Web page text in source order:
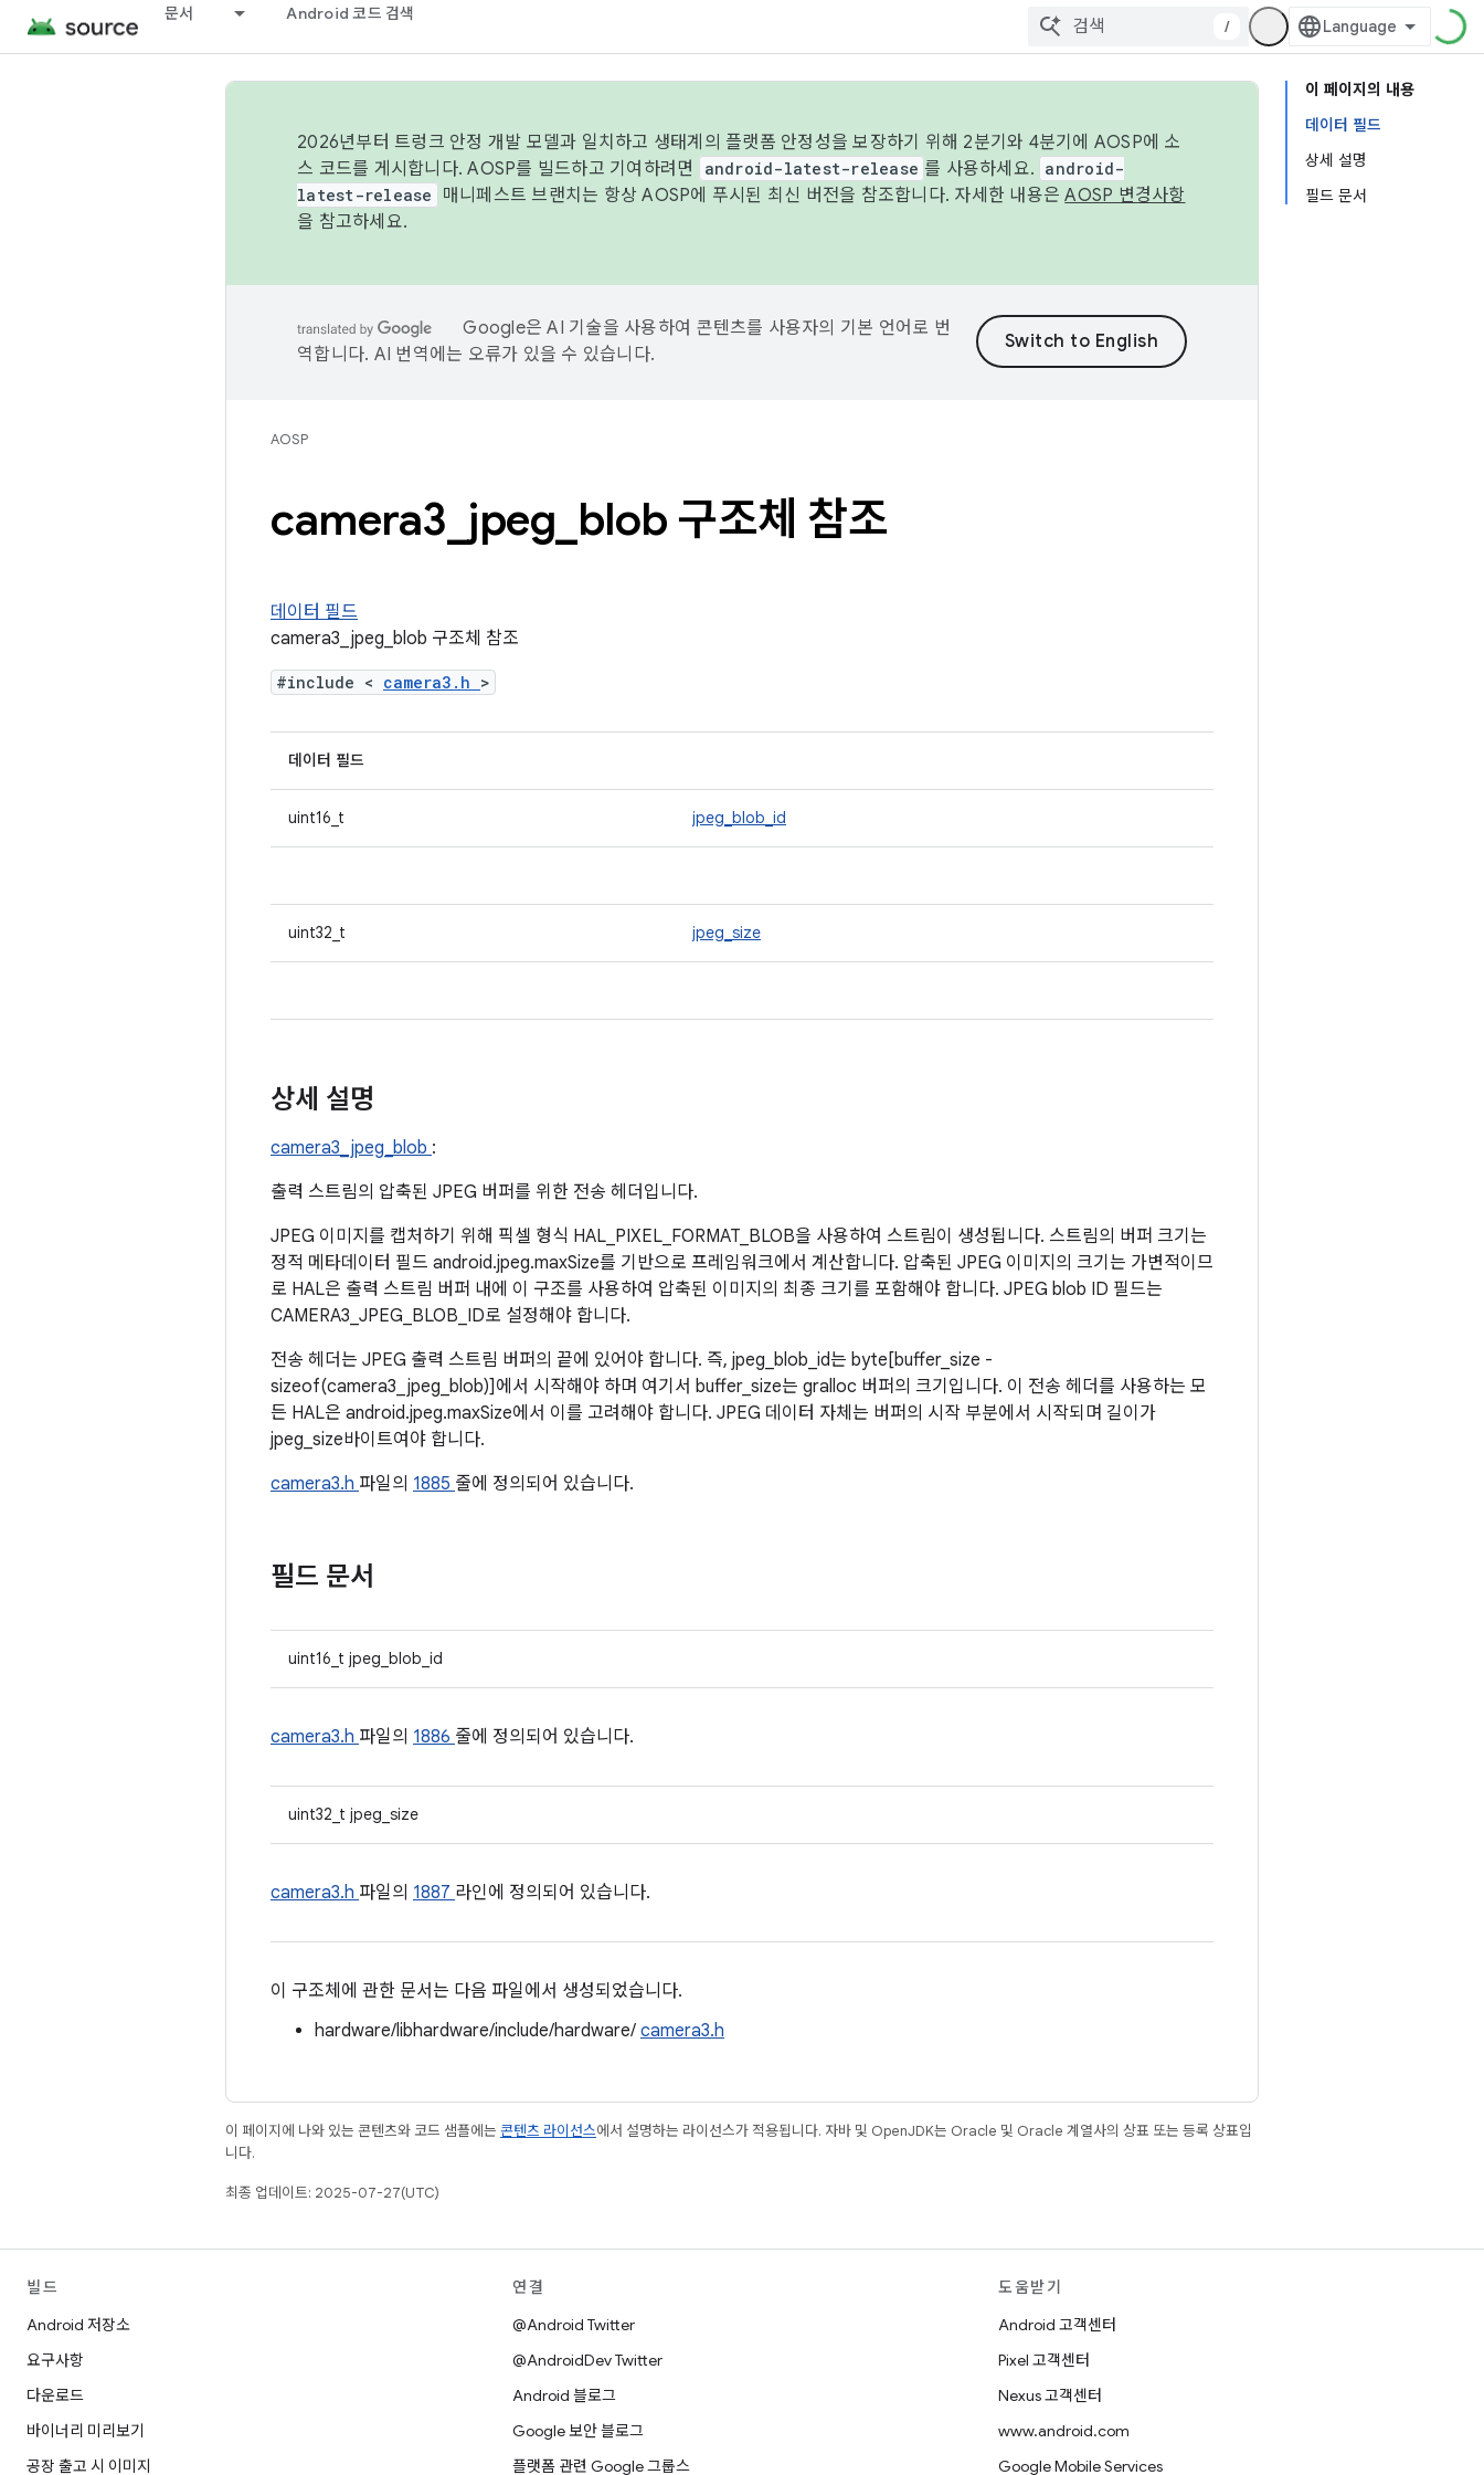
문서 Android 코드 검색
/
이 페이지의 내용
데이터 필드
상세 설명
필드 문서
2026년부터 트렁크 안정 개발 모델과 일치하고 생태계의 플랫폼 안정성을 보장하기 위해 2분기와 4분기에 AOSP에 소
스 코드를 게시합니다. AOSP를 빌드하고 기여하려면
android-latest-release 를 사용하세요. android-
latest-release
매니페스트 브랜치는 항상 AOSP에 푸시된 최신 버전을 참조합니다. 자세한 내용은AOSP 변경사항
을 참고하세요.
Google은 AI 기술을 사용하여 콘텐츠를 사용자의 기본 언어로 번
역합니다. AI 번역에는 오류가 있을 수 있습니다.
AOSP
camera3 jpeg blob 구조체 참조
데이터 필드
camera3_jpeg_blob 구조체 참조
#include < camera3.h >
데이터 필드
uint16_t jpeg_blob_id
uint32_t jpeg_size
상세 설명
camera3_jpeg_blob :
출력 스트림의 압축된 JPEG 버퍼를 위한 전송 헤더입니다.
JPEG 이미지를 캡처하기 위해 픽셀 형식 HAL_PIXEL_FORMAT_BLOB을 사용하여 스트림이 생성됩니다. 스트림의 버퍼 크기는
정적 메타데이터 필드 android.jpeg.maxSize를 기반으로 프레임워크에서 계산합니다. 압축된 JPEG 이미지의 크기는 가변적이므
로 HAL은 출력 스트림 버퍼 내에 이 구조를 사용하여 압축된 이미지의 최종 크기를 포함해야 합니다. JPEG blob ID 필드는
CAMERA3_JPEG_BLOB_ID로 설정해야 합니다.
전송 헤더는 JPEG 출력 스트림 버퍼의 끝에 있어야 합니다. 즉, jpeg_blob_id는 byte[buffer_size -
sizeof(camera3_jpeg_blob)]에서 시작해야 하며 여기서 buffer_size는 gralloc 버퍼의 크기입니다. 이 전송 헤더를 사용하는 모
든 HAL은 android.jpeg.maxSize에서 이를 고려해야 합니다. JPEG 데이터 자체는 버퍼의 시작 부분에서 시작되며 길이가
jpeg_size바이트여야 합니다.
camera3.h 파일의 1885 줄에 정의되어 있습니다.
필드 문서
uint16_t jpeg_blob_id
camera3.h 파일의 1886 줄에 정의되어 있습니다.
uint32_t jpeg_size
camera3.h 파일의 1887 라인에 정의되어 있습니다.
이 구조체에 관한 문서는 다음 파일에서 생성되었습니다.
hardware/libhardware/include/hardware/ camera3.h
이 페이지에 나와 있는 콘텐츠와 코드 샘플에는 콘텐츠 라이선스에서 설명하는 라이선스가 적용됩니다. 자바 및 OpenJDK는 Oracle 및 Oracle 계열사의 상표 또는 등록 상표입
니다.
최종 업데이트: 2025-07-27(UTC)
빌드
Android 저장소
요구사항
다운로드
바이너리 미리보기
공장 출고 시 이미지
연결
@Android Twitter
@AndroidDev Twitter
Android 블로그
Google 보안 블로그
플랫폼 관련 Google 그룹스
도움받기
Android 고객센터
Pixel 고객센터
Nexus 고객센터
www.android.com
Google Mobile Services